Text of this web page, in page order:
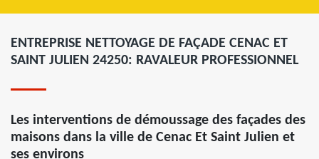
ENTREPRISE NETTOYAGE DE FAÇADE CENAC ET
SAINT JULIEN 24250: RAVALEUR PROFESSIONNEL
Les interventions de démoussage des façades des
maisons dans la ville de Cenac Et Saint Julien et
ses environs